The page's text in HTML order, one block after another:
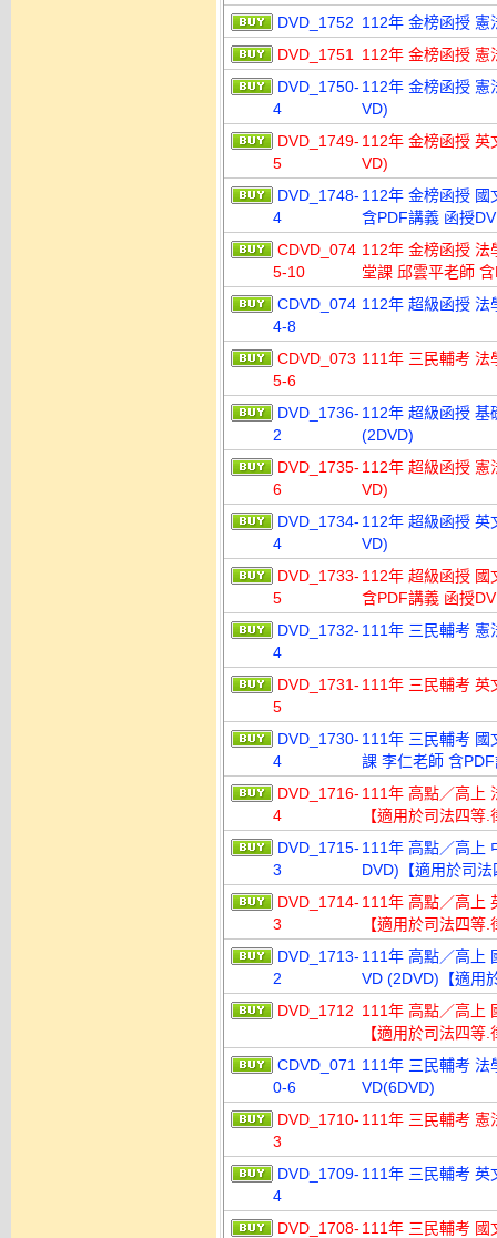
DVD_1752 112年 金榜函授 憲
DVD_1751
112年 金榜函授 憲
DVD_1750-
4
112年 金榜函授 憲
VD)
DVD_1749-
5
112年 金榜函授 英
VD)
DVD_1748-
4
112年 金榜函授 國
含PDF講義 函授
CDVD_074
5-10
112年 金榜函授 法
堂課 邱雲平老師
CDVD_074
4-8
112年 超級函授 法
CDVD_073
5-6
111年 三民輔考 法
DVD_1736-
2
112年 超級函授 基
(2DVD)
DVD_1735-
6
112年 超級函授 憲
VD)
DVD_1734-
4
112年 超級函授 英
VD)
DVD_1733-
5
112年 超級函授 國
含PDF講義 函授
DVD_1732-
4
111年 三民輔考 憲
DVD_1731-
5
111年 三民輔考 英
DVD_1730-
4
111年 三民輔考
課 李仁老師 含
DVD_1716-
4
111年 高點／高上
【適用於司法四等
DVD_1715-
3
111年 高點／高上
DVD)【適用於司
DVD_1714-
3
111年 高點／高上
【適用於司法四等
DVD_1713-
2
111年 高點／高上
VD (2DVD)【適用
DVD_1712 111年 高點／高上
【適用於司法四等
CDVD_071
0-6
111年 三民輔考 法
VD(6DVD)
DVD_1710-
3
111年 三民輔考 憲
DVD_1709-
4
111年 三民輔考 英
DVD_1708- 111年 三民輔考 國